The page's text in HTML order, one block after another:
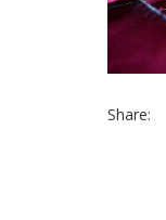
Share: